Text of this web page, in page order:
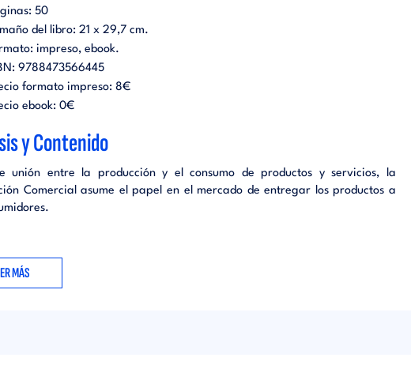
50
del libro: 21 x 29,7 cm.
impreso ebook.
9788473566445
formato impreso: 8€
ebook: 0€
y Contenido
unión entre la producción y el consumo de productos y servicios, la
Comercial asume el papel en el mercado de entregar los productos a
La distribución como herramienta de marketing 1.1. Primera
los conceptos claros 1.2. Cómo entendemos la distribución 1.3. La
MÁS